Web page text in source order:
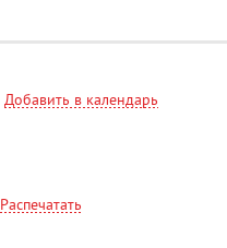
Добавить в календарь
Распечатать